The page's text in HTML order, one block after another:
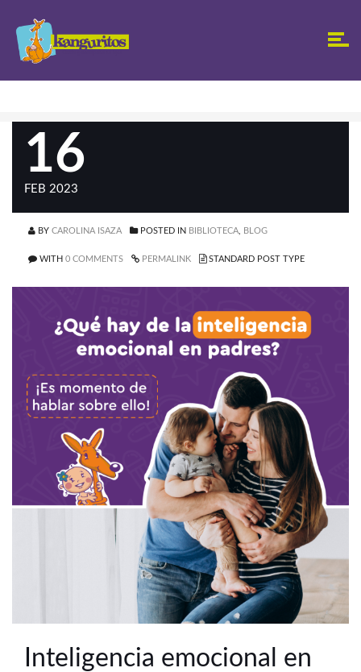
16
FEB 2023
BY CAROLINA ISAZA POSTED IN BIBLIOTECA BLOG
WITH 0 COMMENTS PERMALINK STANDARD POST TYPE
Inteligencia emocional en